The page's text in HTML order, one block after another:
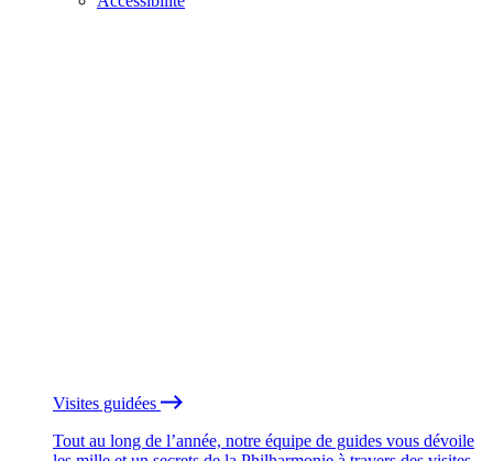
Visites guidées
Tout au long de l’année, notre équipe de guides vous dévoile